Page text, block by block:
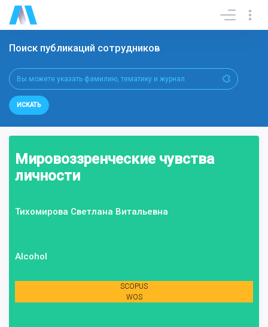
Поиск публикаций сотрудников
ИСКАТЬ
Мировоззренческие чувства
личности
Тихомирова Светлана Витальевна
Alcohol
SCOPUS
WOS